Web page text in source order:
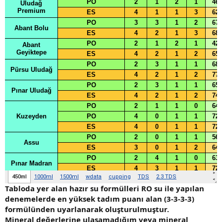
Tabloda yer alan hazır su formülleri RO su ile yapılan
denemelerde en yüksek tadım puanı alan (3-3-3-3)
formülünden uyarlanarak oluşturulmuştur.
Mineral değerlerine ulaşamadığım veya mineral